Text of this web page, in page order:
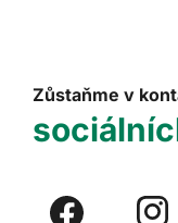
Zůstaňme v